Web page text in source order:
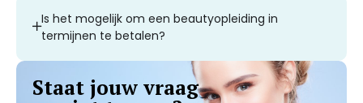
Is het mogelijk om een beautyopleiding in
termijnen te betalen?
Staat jouw vraag